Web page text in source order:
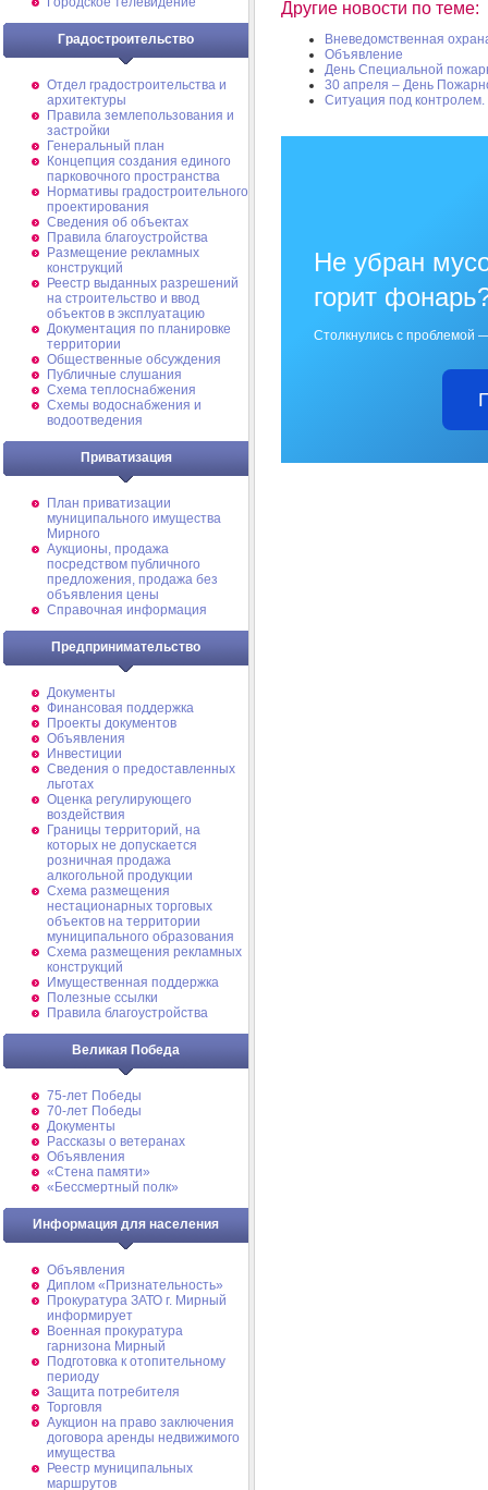
Градостроительство
Отдел градостроительства и
архитектуры
Правила землепользования и
застройки
Генеральный план
Концепция создания единого
парковочного пространства
Нормативы градостроительного
проектирования
Сведения об объектах
Правила благоустройства
Размещение рекламных
конструкций
Реестр выданных разрешений
на строительство и ввод
объектов в эксплуатацию
Документация по планировке
территории
Общественные обсуждения
Публичные слушания
Схема теплоснабжения
Схемы водоснабжения и
водоотведения
Приватизация
План приватизации
муниципального имущества
Мирного
Аукционы, продажа
посредством публичного
предложения, продажа без
объявления цены
Справочная информация
Предпринимательство
Документы
Финансовая поддержка
Проекты документов
Объявления
Инвестиции
Сведения о предоставленных
льготах
Оценка регулирующего
воздействия
Границы территорий, на
которых не допускается
розничная продажа
алкогольной продукции
Схема размещения
нестационарных торговых
объектов на территории
муниципального образования
Схема размещения рекламных
конструкций
Имущественная поддержка
Полезные ссылки
Правила благоустройства
Великая Победа
75-лет Победы
70-лет Победы
Документы
Рассказы о ветеранах
Объявления
«Стена памяти»
«Бессмертный полк»
Информация для населения
Объявления
Диплом «Признательность»
Прокуратура ЗАТО г. Мирный
информирует
Военная прокуратура
гарнизона Мирный
Подготовка к отопительному
периоду
Защита потребителя
Торговля
Аукцион на право заключения
договора аренды недвижимого
имущества
Реестр муниципальных
маршрутов
Другие новости по теме:
Вневедомственная
Объявление
День Специальной
30 апреля – День
Ситуация под контролем.
Не убран
горит
Столкнулись с проблемой